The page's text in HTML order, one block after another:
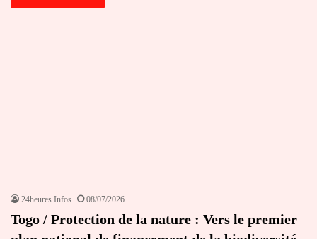
24heures Infos 08/07/2026
Togo / Protection de la nature : Vers le premier